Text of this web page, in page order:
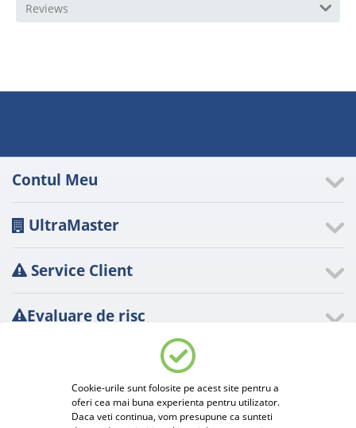
Reviews
Contul Meu
UltraMaster
Service Client
Evaluare de risc
CONTACT
Cookie-urile sunt folosite pe acest site pentru a
oferi cea mai buna experienta pentru utilizator.
Daca veti continua, vom presupune ca sunteti
Bună! Putem activa unele servicii suplimentare care necesită
cookie-uri? Puteți oricând să vă schimbați sau să vă retrageți